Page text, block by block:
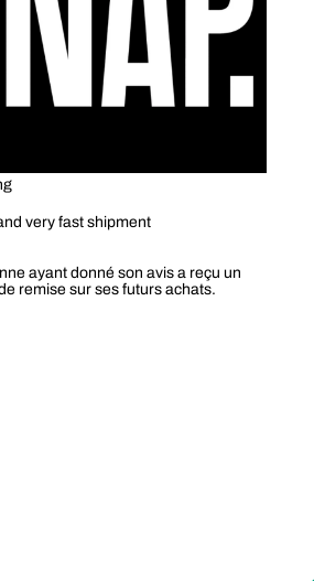
very fast shipment
ayant donné son avis a reçu un
remise sur ses futurs achats.